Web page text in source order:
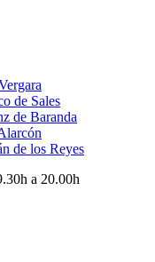
de Sales
de Baranda
de los Reyes
a 20.00h